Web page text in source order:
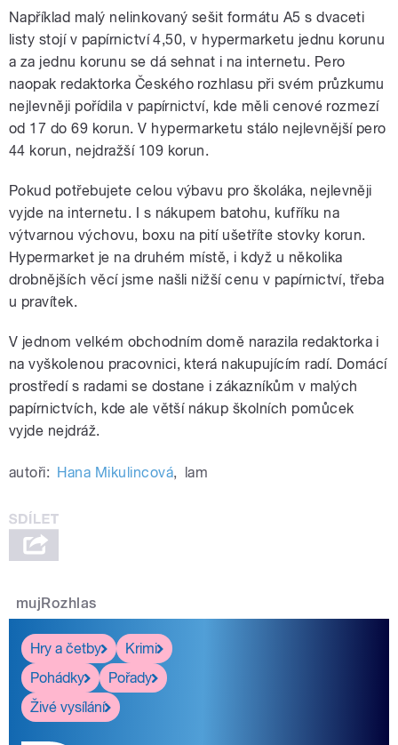
Například malý nelinkovaný sešit formátu A5 s dvaceti
listy stojí v papírnictví 4,50, v hypermarketu jednu korunu
a za jednu korunu se dá sehnat i na internetu. Pero
naopak redaktorka Českého rozhlasu při svém průzkumu
nejlevněji pořídila v papírnictví, kde měli cenové rozmezí
od 17 do 69 korun. V hypermarketu stálo nejlevnější pero
44 korun, nejdražší 109 korun.
Pokud potřebujete celou výbavu pro školáka, nejlevněji
vyjde na internetu. I s nákupem batohu, kufříku na
výtvarnou výchovu, boxu na pití ušetříte stovky korun.
Hypermarket je na druhém místě, i když u několika
drobnějších věcí jsme našli nižší cenu v papírnictví, třeba
u pravítek.
V jednom velkém obchodním domě narazila redaktorka i
na vyškolenou pracovnici, která nakupujícím radí. Domácí
prostředí s radami se dostane i zákazníkům v malých
papírnictvích, kde ale větší nákup školních pomůcek
vyjde nejdráž.
autoři: Hana Mikulincová, lam
mujRozhlas
Hry a četby
Krimi
Pohádky
Pořady
Živé vysílání